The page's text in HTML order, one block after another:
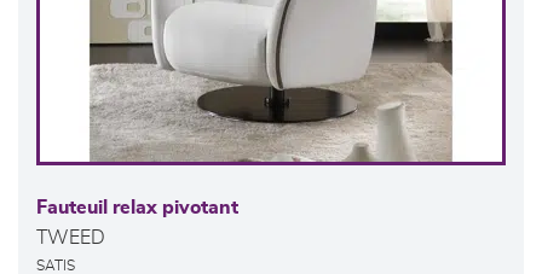
Fauteuil relax pivotant
TWEED
SATIS